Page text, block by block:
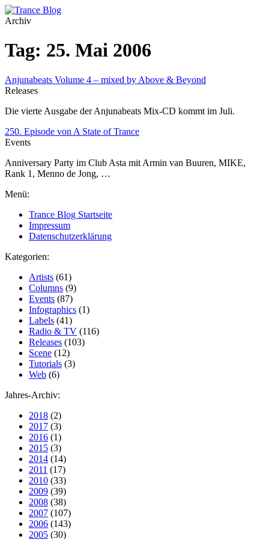
Archiv
Tag: 25. Mai 2006
Anjunabeats Volume 4 – mixed by Above & Beyond
Releases
Die vierte Ausgabe der Anjunabeats Mix-CD kommt im Juli.
250. Episode von A State of Trance
Events
Anniversary Party im Club Asta mit Armin van Buuren, MIKE,
Rank 1, Menno de Jong, …
Menü:
Trance Blog Startseite
Impressum
Datenschutzerklärung
Kategorien:
Artists (61)
Columns (9)
Events (87)
Infographics (1)
Labels (41)
Radio & TV (116)
Releases (103)
Scene (12)
Tutorials (3)
Web (6)
Jahres-Archiv:
2018 (2)
2017 (3)
2016 (1)
2015 (3)
2014 (14)
2011 (17)
2010 (33)
2009 (39)
2008 (38)
2007 (107)
2006 (143)
2005 (30)